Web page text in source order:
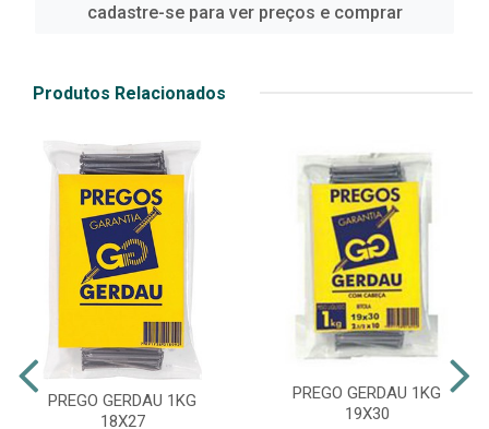
cadastre-se para ver preços e comprar
Produtos Relacionados
PREGO GERDAU 1KG
18X27
PREGO GERDAU 1KG
19X30